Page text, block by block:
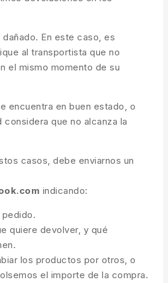
En este caso, es
al transportista que no
el mismo momento de su
encuentra en buen estado, o
que no alcanza la
casos, debe enviarnos un
indicando:
pedido.
quiere devolver, y qué
los productos por otros, o
el importe de la compra.